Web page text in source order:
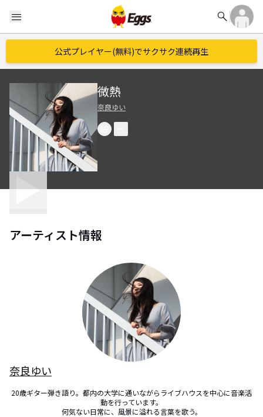
menu search
公式プレイヤー(無料)でサクサク連続再生
微熱
奈良ゆい
アーティスト情報
奈良ゆい
20歳ギター弾き語り。都内の大学に通いながらライブハウスを中心に音楽活
動を行っています。
何気ない日常に、風景に溢れる言葉を歌う。